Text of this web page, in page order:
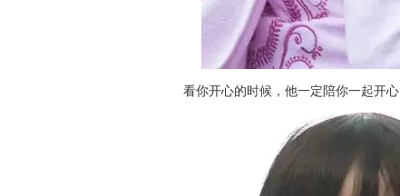
看你开心的时候，他一定陪你一起开心